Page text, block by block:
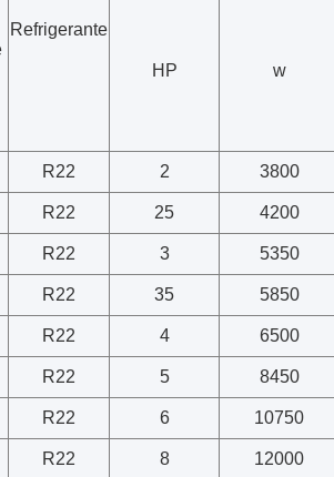
Refrigerante
HP w
R22 2 3800
R22 25 4200
R22 3 5350
R22 35 5850
R22 4 6500
R22 5 8450
R22 6 10750
R22 8 12000